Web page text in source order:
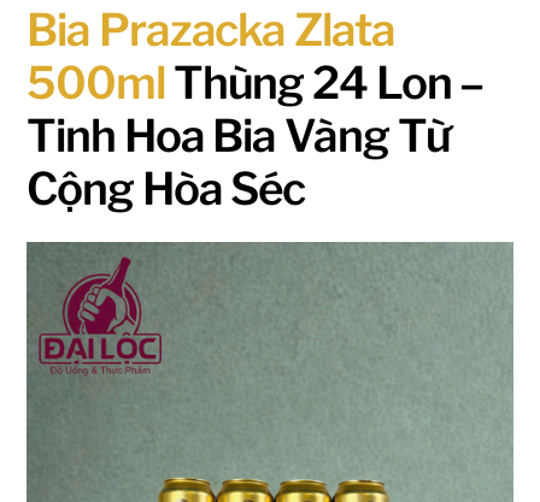
Bia Prazacka Zlata
500mlThùng 24 Lon –
Tinh Hoa Bia Vàng Từ
Cộng Hòa Séc